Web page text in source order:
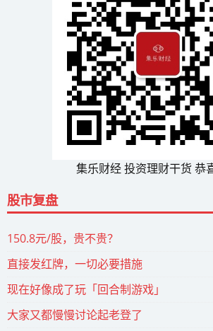
集乐财经 投资理财干货 恭
股市复盘
150.8元/股，贵不贵？
直接发红牌，一切必要措施
现在好像成了玩「回合制游戏」
大家又都慢慢讨论起老登了